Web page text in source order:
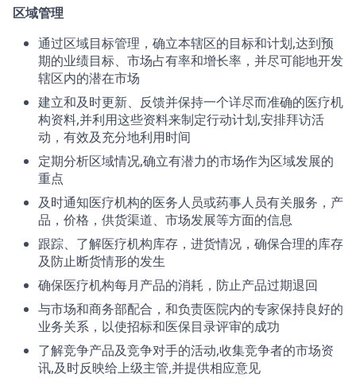
区域管理
通过区域目标管理，确立本辖区的目标和计划,达到预
期的业绩目标、市场占有率和增长率，并尽可能地开发
辖区内的潜在市场
建立和及时更新、反馈并保持一个详尽而准确的医疗机
构资料,并利用这些资料来制定行动计划,安排拜访活
动，有效及充分地利用时间
定期分析区域情况,确立有潜力的市场作为区域发展的
重点
及时通知医疗机构的医务人员或药事人员有关服务，产
品，价格，供货渠道、市场发展等方面的信息
跟踪、了解医疗机构库存，进货情况，确保合理的库存
及防止断货情形的发生
确保医疗机构每月产品的消耗，防止产品过期退回
与市场和商务部配合，和负责医院内的专家保持良好的
业务关系，以使招标和医保目录评审的成功
了解竞争产品及竞争对手的活动,收集竞争者的市场资
讯,及时反映给上级主管,并提供相应意见